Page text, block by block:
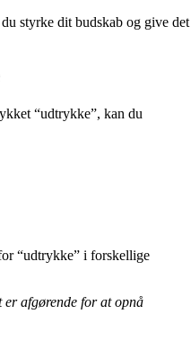
styrke dit budskab og give det
“udtrykke”, kan du
“udtrykke” i forskellige
er afgørende for at opnå